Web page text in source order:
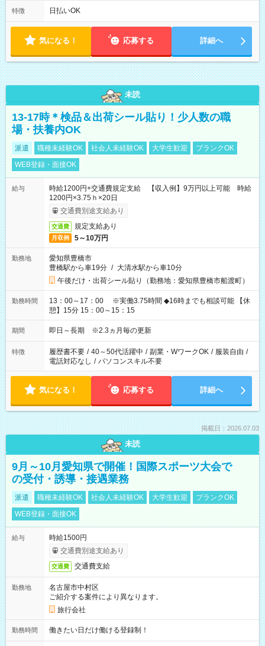
フト！ 残業ほぼナシ（0～5h/月）
特徴 日払いOK
気になる！ 応募する 詳細へ
未読
13-17時＊検品＆出荷シール貼り！少人数の職
場・扶養内OK
派遣 職種未経験OK 社会人未経験OK 大学生歓迎
ブランクOK
WEB登録・面接OK
給与
時給1200円+交通費規定支給 【収入例】9万円以上可能 時給
1200円×3.75ｈ×20日
交通費別途支給あり
交通費 規定支給あり
月収例 5～10万円
勤務地
愛知県豊橋市
豊橋駅から車19分 / 大清水駅から車10分
午後だけ・出荷シール貼り（勤務地：愛知県豊橋市船渡町）
勤務時間
13：00～17：00 ※実働3.75時間 ◆16時までも相談可能 【休
憩】15分 15：00～15：15
期間 即日～長期 ※2.3ヵ月毎の更新
特徴 履歴書不要 / 40～50代活躍中 / 副業・WワークOK / 服装自由 /
電話対応なし / パソコンスキル不要
気になる！ 応募する 詳細へ
掲載日：2026.07.03
未読
9月～10月愛知県で開催！国際スポーツ大会で
の受付・誘導・接遇業務
派遣 職種未経験OK 社会人未経験OK 大学生歓迎
ブランクOK
WEB登録・面接OK
給与
時給1500円
交通費別途支給あり
交通費 交通費支給
勤務地
名古屋市中村区
ご紹介する案件により異なります。
旅行会社
勤務時間 働きたい日だけ働ける登録制！